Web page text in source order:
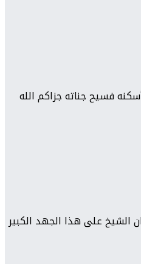
فسيح جناته جزاكم الله
الشيخ على هذا الجهد الكبير